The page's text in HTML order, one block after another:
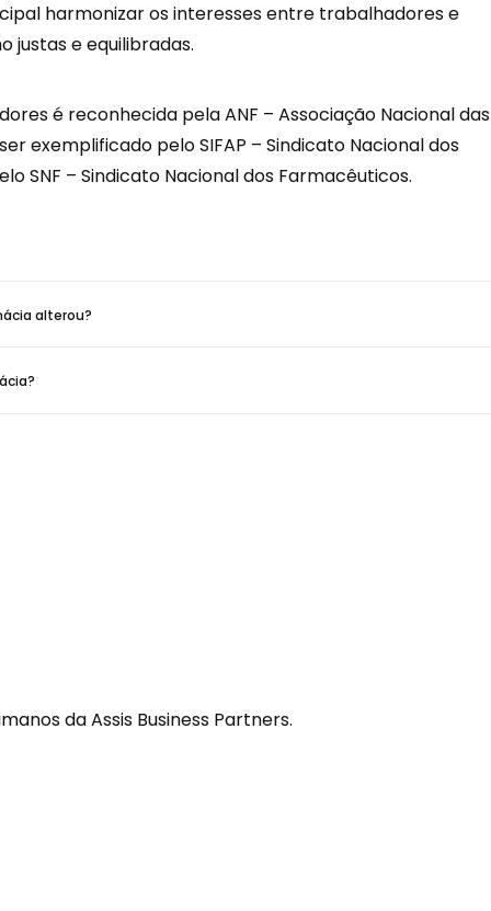
harmonizar os interesses entre trabalhadores e
justas e equilibradas.
é reconhecida pela ANF – Associação Nacional das
exemplificado pelo SIFAP – Sindicato Nacional dos
SNF – Sindicato Nacional dos Farmacêuticos.
alterou?
da Assis Business Partners.